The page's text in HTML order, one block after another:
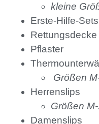
kleine
Erste-Hilfe-Sets
Rettungsdecke
Pflaster
Größen
Herrenslips
Größen
Damenslips